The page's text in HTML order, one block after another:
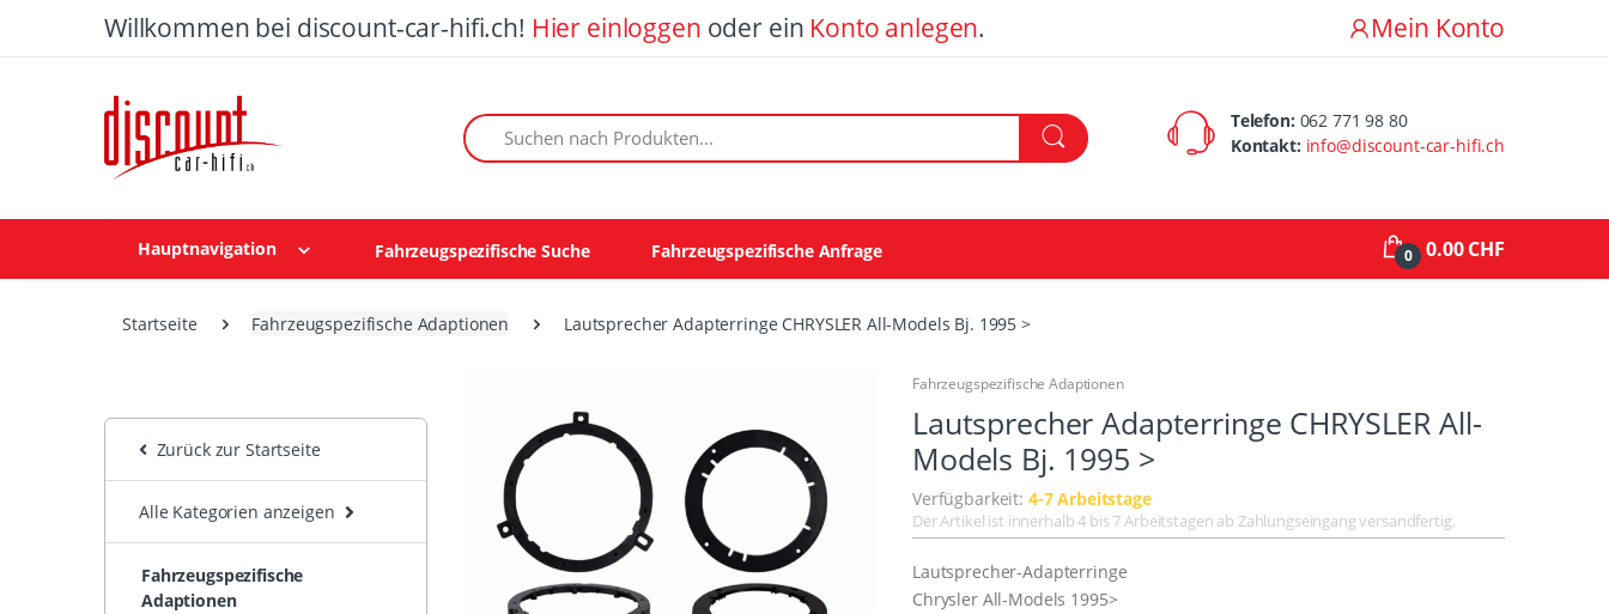
Willkommen bei discount-car-hifi.ch! Hier einloggen oder ein Konto anlegen. Mein Konto
Suchen nach Produkten: Telefon: 062 771 98 80
Kontakt: info@discount-car-hifi.ch
Hauptnavigation Fahrzeugspezifische Suche Fahrzeugspezifische Anfrage 0 0.00 CHF
Startseite Fahrzeugspezifische Adaptionen Lautsprecher Adapterringe CHRYSLER All-Models Bj. 1995 >
Zurück zur Startseite
Alle Kategorien anzeigen
Fahrzeugspezifische
Adaptionen
Fahrzeugspezifische Adaptionen
Lautsprecher Adapterringe CHRYSLER All-
Models Bj. 1995 >
Verfügbarkeit: 4-7 Arbeitstage
Der Artikel ist innerhalb 4 bis 7 Arbeitstagen ab Zahlungseingang versandfertig.
Lautsprecher-Adapterringe
Chrysler All-Models 1995>